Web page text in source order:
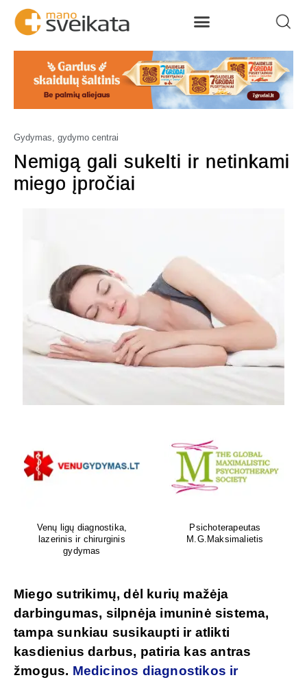
Gydymas, gydymo centrai
Nemigą gali sukelti ir netinkami
miego įpročiai
Venų ligų diagnostika,
lazerinis ir chirurginis
gydymas
Psichoterapeutas
M.G.Maksimalietis
Miego sutrikimų, dėl kurių mažėja
darbingumas, silpnėja imuninė sistema,
tampa sunkiau susikaupti ir atlikti
kasdienius darbus, patiria kas antras
žmogus. Medicinos diagnostikos ir